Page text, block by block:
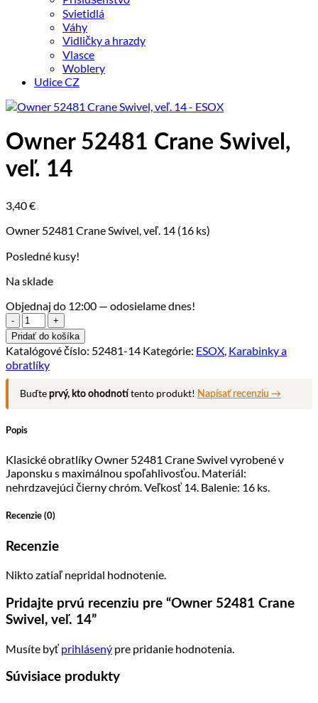
Svietidlá
Váhy
Vidličky a hrazdy
Vlasce
Woblery
Udice CZ
Owner 52481 Crane Swivel,
veľ. 14
3,40€
Owner 52481 Crane Swivel, veľ. 14 (16 ks)
Posledné kusy!
Na sklade
Objednaj do 12:00 — odosielame dnes!
množstvo
Owner
52481
Crane
Swivel,
veľ.
14
Pridať do košíka
Katalógové číslo: 52481-14 Kategórie: ESOX, Karabinky a
obratlíky
Buďte prvý, kto ohodnotítento produkt! Napísať recenziu →
Popis
Klasické obratlíky Owner 52481 Crane Swivel vyrobené v
Japonsku s maximálnou spoľahlivosťou. Materiál:
nehrdzavejúci čierny chróm. Veľkosť 14. Balenie: 16 ks.
Recenzie (0)
Recenzie
Nikto zatiaľ nepridal hodnotenie.
Pridajte prvú recenziu pre “Owner 52481 Crane
Swivel, veľ. 14”
Musíte byťprihlásený pre pridanie hodnotenia.
Súvisiace produkty